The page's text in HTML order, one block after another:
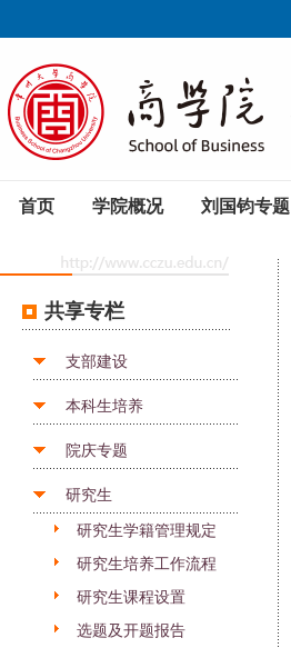
首页 学院概况 刘国钧专题
共享专栏
支部建设
本科生培养
院庆专题
研究生
研究生学籍管理规定
研究生培养工作流程
研究生课程设置
选题及开题报告